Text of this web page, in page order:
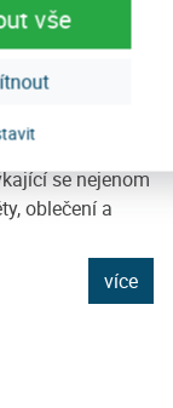
vše
se nejenom
oblečení a
více